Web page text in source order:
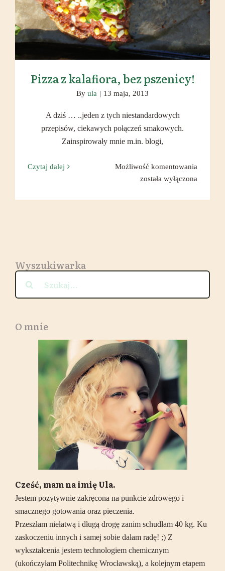
Pizza z kalafiora, bez pszenicy!
By ula | 13 maja, 2013
A dziś … ..jeden z tych niestandardowych
przepisów, ciekawych połączeń smakowych.
Zainspirowały mnie m.in. blogi,
Czytaj dalej Możliwość komentowania
bez
została wyłączona
Wyszukiwarka
O mnie
Cześć, mam na imię Ula.
Jestem pozytywnie zakręcona na punkcie zdrowego i
smacznego gotowania oraz pieczenia.
Przeszłam niełatwą i długą drogę zanim schudłam 40 kg. Ku
zaskoczeniu innych i samej sobie dałam radę! ;) Z
wykształcenia jestem technologiem chemicznym
(ukończyłam Politechnikę Wrocławską), a kolejnym etapem